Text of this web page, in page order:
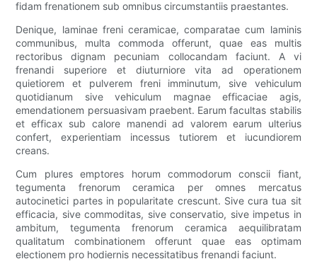
fidam frenationem sub omnibus circumstantiis praestantes.
Denique, laminae freni ceramicae, comparatae cum laminis
communibus, multa commoda offerunt, quae eas multis
rectoribus dignam pecuniam collocandam faciunt. A vi
frenandi superiore et diuturniore vita ad operationem
quietiorem et pulverem freni imminutum, sive vehiculum
quotidianum sive vehiculum magnae efficaciae agis,
emendationem persuasivam praebent. Earum facultas stabilis
et efficax sub calore manendi ad valorem earum ulterius
confert, experientiam incessus tutiorem et iucundiorem
creans.
Cum plures emptores horum commodorum conscii fiant,
tegumenta frenorum ceramica per omnes mercatus
autocinetici partes in popularitate crescunt. Sive cura tua sit
efficacia, sive commoditas, sive conservatio, sive impetus in
ambitum, tegumenta frenorum ceramica aequilibratam
qualitatum combinationem offerunt quae eas optimam
electionem pro hodiernis necessitatibus frenandi faciunt.